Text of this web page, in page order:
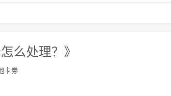
么处理？》
卡劵